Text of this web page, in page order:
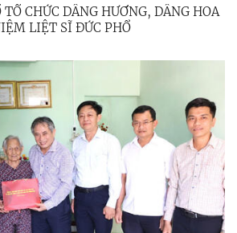
CHỨC DÂNG HƯƠNG, DÂNG HOA
TẠI KHU TƯỞNG NIỆM LIỆT SĨ ĐỨC PHỔ